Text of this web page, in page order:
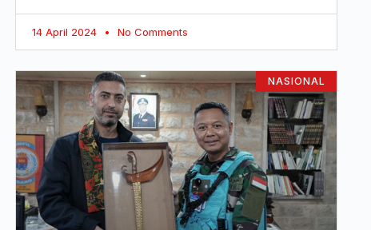
14 April 2024 No Comments
NASIONAL